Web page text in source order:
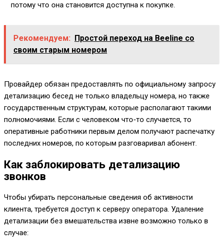
потому что она становится доступна к покупке.
Рекомендуем:
Простой переход на Beeline со
своим старым номером
Провайдер обязан предоставлять по официальному запросу
детализацию бесед не только владельцу номера, но также
государственным структурам, которые располагают такими
полномочиями. Если с человеком что-то случается, то
оперативные работники первым делом получают распечатку
последних номеров, по которым разговаривал абонент.
Как заблокировать детализацию
звонков
Чтобы убирать персональные сведения об активности
клиента, требуется доступ к серверу оператора. Удаление
детализации без вмешательства извне возможно только в
случае: